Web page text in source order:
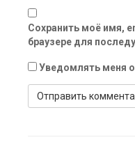
Сохранить моё имя,
браузере для
Уведомлять меня